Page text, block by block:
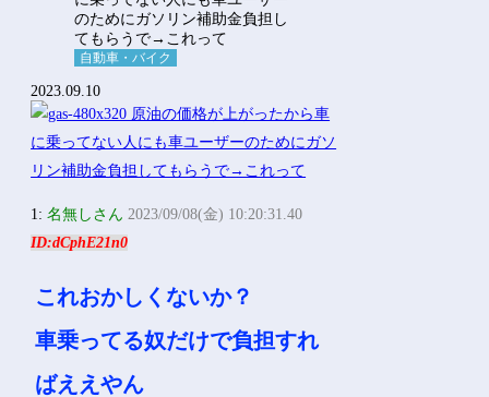
自動車・バイク
2023.09.10
1:名無しさん 2023/09/08(金) 10:20:31.40
ID:dCphE21n0
これおかしくないか？
車乗ってる奴だけで負担すれ
ばええやん